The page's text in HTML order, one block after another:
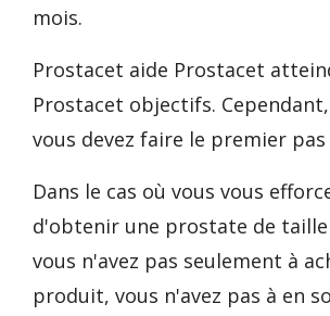
mois.
Prostacet aide Prostacet
Prostacet objectifs.
vous devez faire le premier pas
Dans le cas où vous vous
d'obtenir une prostate de
vous n'avez pas seulement à
produit, vous n'avez pas à en